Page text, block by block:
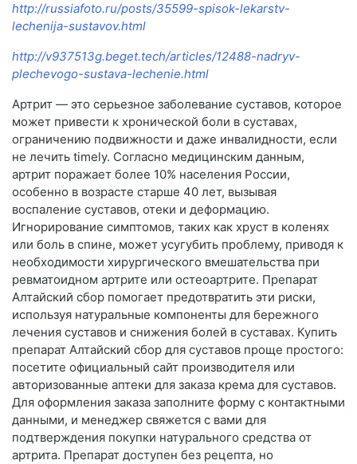
http://russiafoto.ru/posts/35599-spisok-lekarstv-
lechenija-sustavov.html
http://v937513g.beget.tech/articles/12488-nadryv-
plechevogo-sustava-lechenie.html
Артрит — это серьезное заболевание суставов, которое
может привести к хронической боли в суставах,
ограничению подвижности и даже инвалидности, если
не лечить timely. Согласно медицинским данным,
артрит поражает более 10% населения России,
особенно в возрасте старше 40 лет, вызывая
воспаление суставов, отеки и деформацию.
Игнорирование симптомов, таких как хруст в коленях
или боль в спине, может усугубить проблему, приводя к
необходимости хирургического вмешательства при
ревматоидном артрите или остеоартрите. Препарат
Алтайский сбор помогает предотвратить эти риски,
используя натуральные компоненты для бережного
лечения суставов и снижения болей в суставах. Купить
препарат Алтайский сбор для суставов проще простого:
посетите официальный сайт производителя или
авторизованные аптеки для заказа крема для суставов.
Для оформления заказа заполните форму с контактными
данными, и менеджер свяжется с вами для
подтверждения покупки натурального средства от
артрита. Препарат доступен без рецепта, но